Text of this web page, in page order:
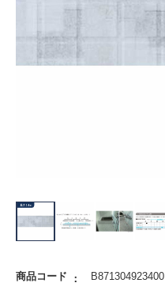
商品コード B871304923400